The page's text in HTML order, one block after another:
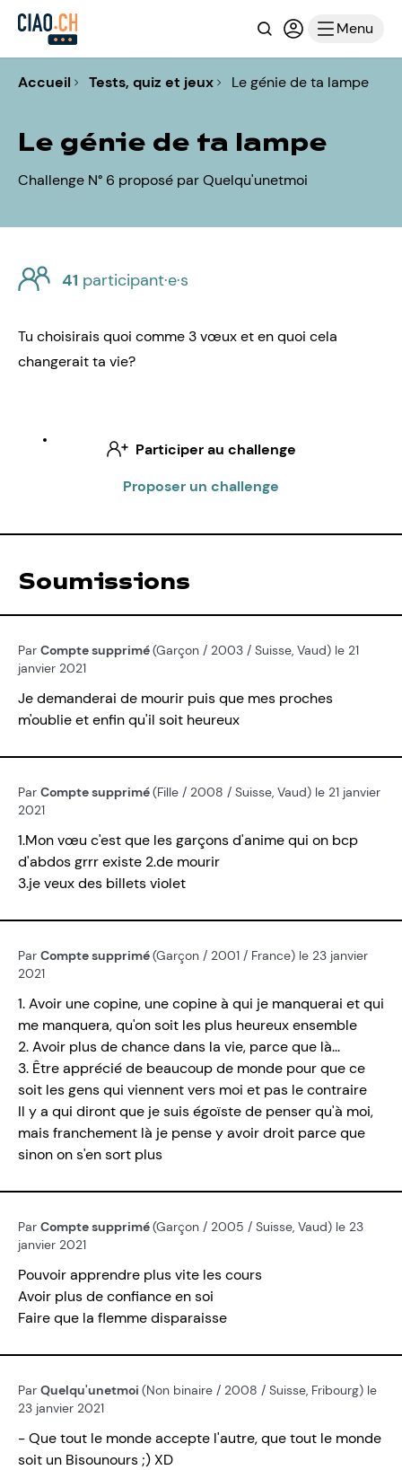
RechercheConnexion
Menu
Accueil Tests, quiz et jeux Le génie de ta lampe
Le génie de ta lampe
Challenge N° 6 proposé par Quelqu'unetmoi
41 participant·e·s
Tu choisirais quoi comme 3 vœux et en quoi cela
changerait ta vie?
Participer au challenge
Proposer un challenge
Soumissions
Par Compte supprimé(Garçon / 2003 / Suisse, Vaud) le 21
janvier 2021
Je demanderai de mourir puis que mes proches
m'oublie et enfin qu'il soit heureux
Par Compte supprimé(Fille / 2008 / Suisse, Vaud) le 21 janvier
2021
1.Mon vœu c'est que les garçons d'anime qui on bcp
d'abdos grrr existe 2.de mourir
3.je veux des billets violet
Par Compte supprimé(Garçon / 2001 / France) le 23 janvier
2021
1. Avoir une copine, une copine à qui je manquerai et qui
me manquera, qu'on soit les plus heureux ensemble
2. Avoir plus de chance dans la vie, parce que là...
3. Être apprécié de beaucoup de monde pour que ce
soit les gens qui viennent vers moi et pas le contraire
Il y a qui diront que je suis égoïste de penser qu'à moi,
mais franchement là je pense y avoir droit parce que
sinon on s'en sort plus
Par Compte supprimé(Garçon / 2005 / Suisse, Vaud) le 23
janvier 2021
Pouvoir apprendre plus vite les cours
Avoir plus de confiance en soi
Faire que la flemme disparaisse
Par Quelqu'unetmoi (Non binaire / 2008 / Suisse, Fribourg) le
23 janvier 2021
- Que tout le monde accepte l'autre, que tout le monde
soit un Bisounours ;) XD